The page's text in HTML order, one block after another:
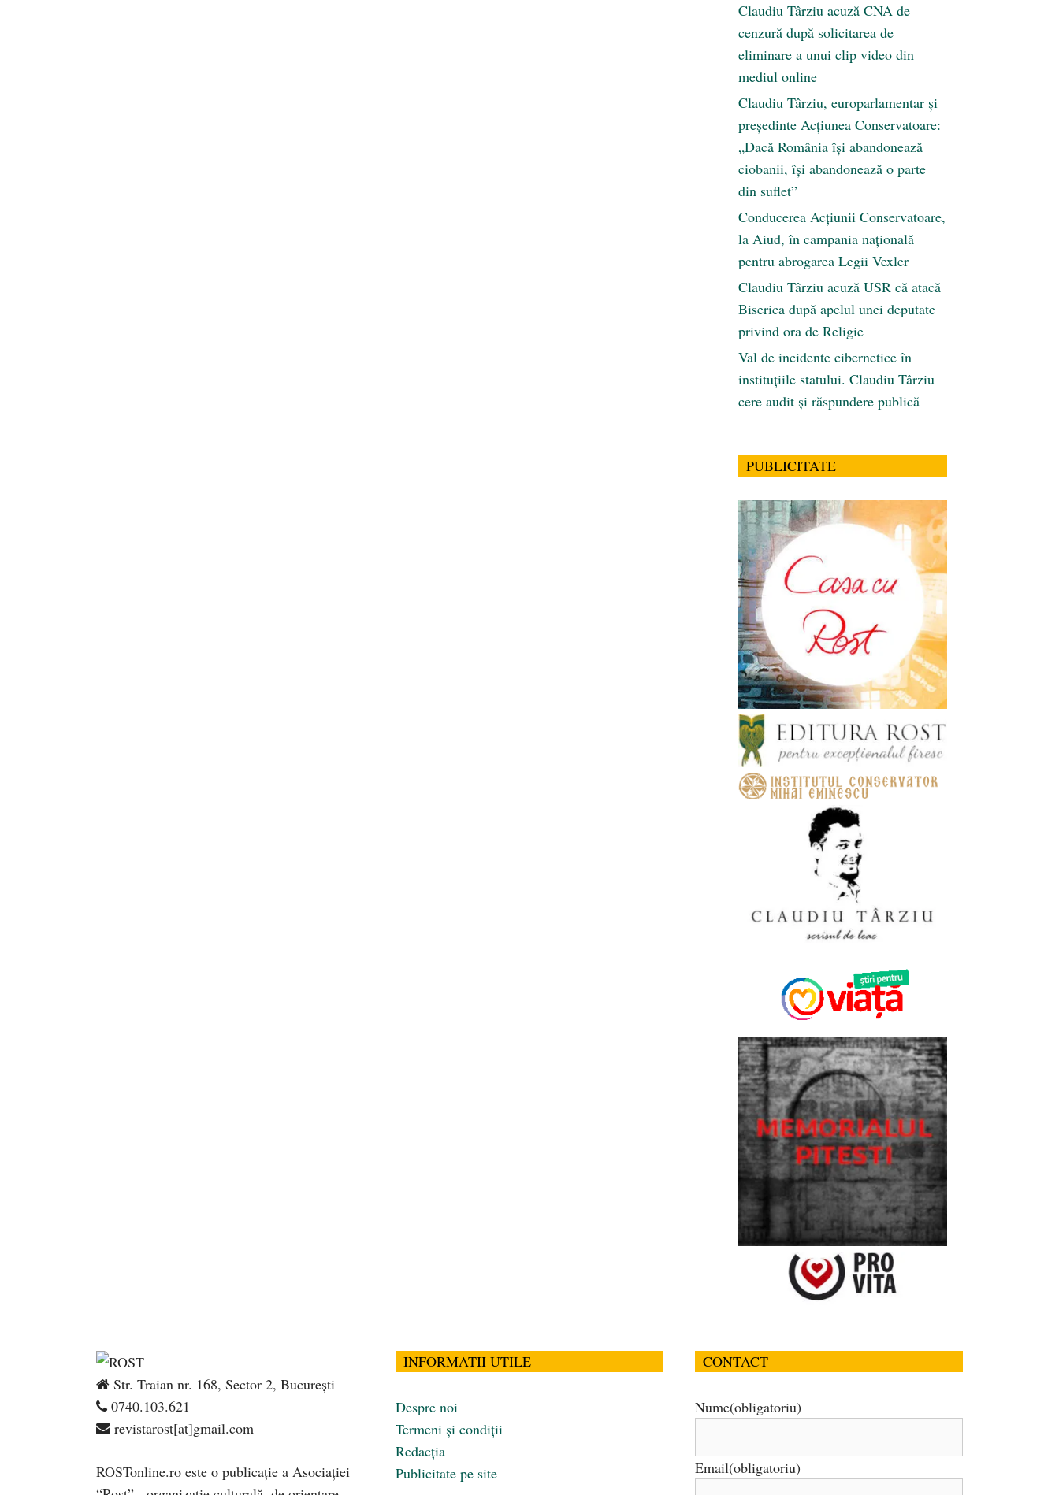
Claudiu Târziu acuză CNA de
cenzură după solicitarea de
eliminare a unui clip video din
mediul online
Claudiu Târziu, europarlamentar și
președinte Acțiunea Conservatoare:
„Dacă România își abandonează
ciobanii, își abandonează o parte
din suflet”
Conducerea Acțiunii Conservatoare,
la Aiud, în campania națională
pentru abrogarea Legii Vexler
Claudiu Târziu acuză USR că atacă
Biserica după apelul unei deputate
privind ora de Religie
Val de incidente cibernetice în
instituțiile statului. Claudiu Târziu
cere audit și răspundere publică
PUBLICITATE
Str. Traian nr. 168, Sector 2, București
0740.103.621
revistarost[at]gmail.com
ROSTonline.ro este o publicaţie a Asociaţiei
INFORMATII UTILE
Despre noi
Termeni și condiții
Redacția
Publicitate pe site
CONTACT
Nume(obligatoriu)
Email(obligatoriu)